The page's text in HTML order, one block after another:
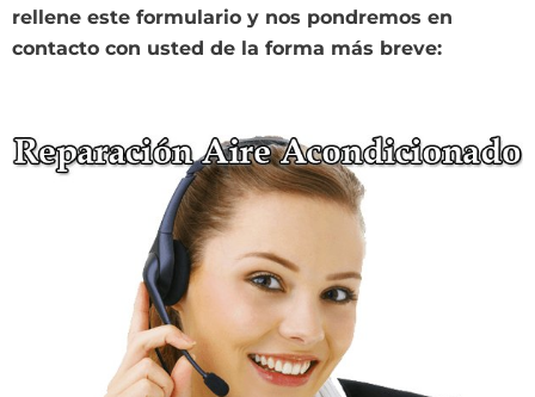
rellene este formulario y nos pondremos en
contacto con usted de la forma más breve: